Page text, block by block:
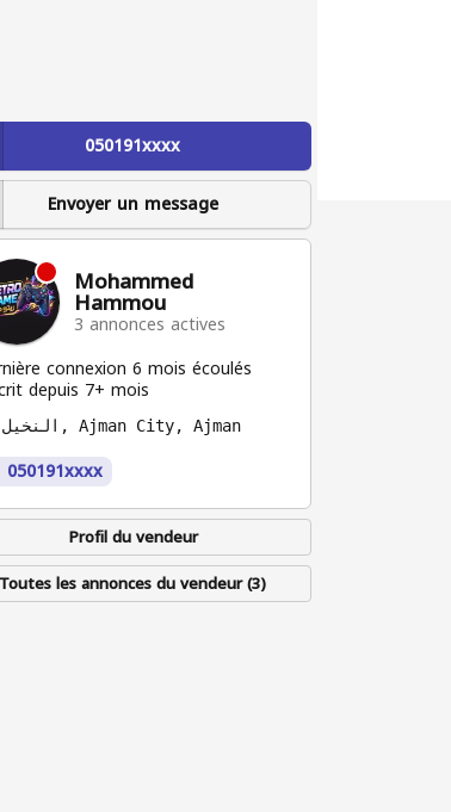
050191xxxx
Envoyer un message
Mohammed
Hammou
3 annonces actives
connexion 6 mois écoulés
depuis 7+ mois
النخيل, Ajman City, Ajman
050191xxxx
Profil du vendeur
Toutes les annonces du vendeur (3)